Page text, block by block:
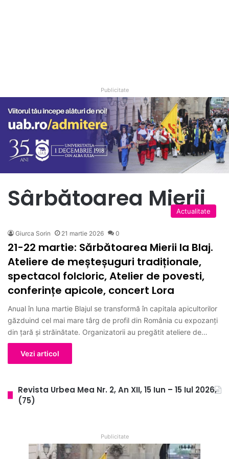
Publicitate
Sârbătoarea Mierii
Actualitate
Giurca Sorin 21 martie 2026 0
21-22 martie: Sărbătoarea Mierii la Blaj.
Ateliere de meșteșuguri tradiționale,
spectacol folcloric, Atelier de povesti,
conferințe apicole, concert Lora
Anual în luna martie Blajul se transformă în capitala apicultorilor
găzduind cel mai mare târg de profil din România cu expozanți
din țară și străinătate. Organizatorii au pregătit ateliere de…
Vezi articol
Revista Urbea Mea Nr. 2, An XII, 15 Iun – 15 Iul 2026,
(75)
Publicitate